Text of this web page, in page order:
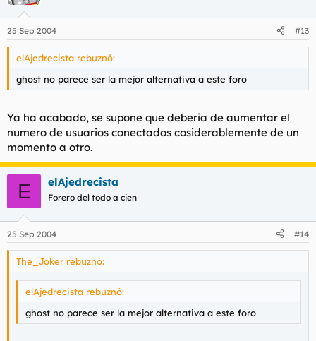
25 Sep 2004 #13
elAjedrecista rebuznó:
ghost no parece ser la mejor alternativa a este foro
Ya ha acabado, se supone que deberia de aumentar el
numero de usuarios conectados cosiderablemente de un
momento a otro.
E elAjedrecista
Forero del todo a cien
25 Sep 2004 #14
The_Joker rebuznó:
elAjedrecista rebuznó:
ghost no parece ser la mejor alternativa a este foro